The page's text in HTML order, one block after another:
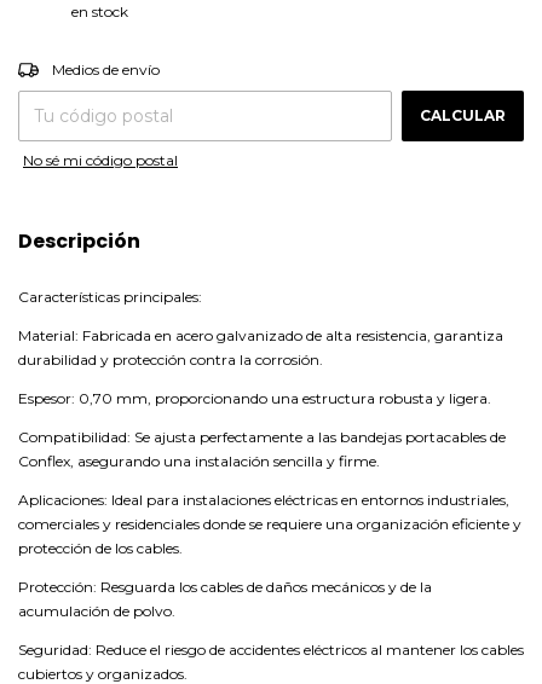
en stock
Entregas para el CP:
Medios de envío
CALCULAR
No sé mi código postal
Descripción
Características principales:
Material: Fabricada en acero galvanizado de alta resistencia, garantiza
durabilidad y protección contra la corrosión.
Espesor: 0,70 mm, proporcionando una estructura robusta y ligera.
Compatibilidad: Se ajusta perfectamente a las bandejas portacables de
Conflex, asegurando una instalación sencilla y firme.
Aplicaciones: Ideal para instalaciones eléctricas en entornos industriales,
comerciales y residenciales donde se requiere una organización eficiente y
protección de los cables.
Protección: Resguarda los cables de daños mecánicos y de la
acumulación de polvo.
Seguridad: Reduce el riesgo de accidentes eléctricos al mantener los cables
cubiertos y organizados.